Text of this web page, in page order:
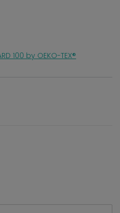
100 by OEKO-TEX®